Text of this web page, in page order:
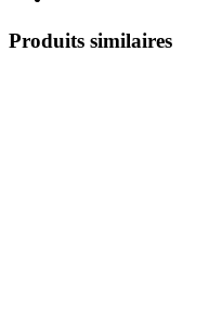
Produits similaires